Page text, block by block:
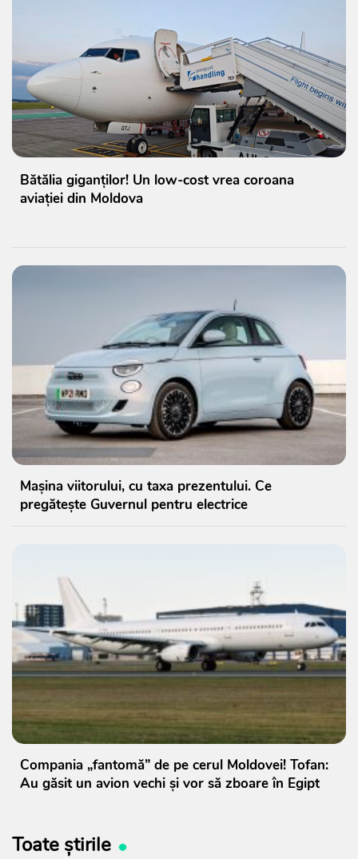
Bătălia giganților! Un low-cost vrea coroana
aviației din Moldova
Mașina viitorului, cu taxa prezentului. Ce
pregătește Guvernul pentru electrice
Compania „fantomă” de pe cerul Moldovei! Tofan:
Au găsit un avion vechi și vor să zboare în Egipt
Toate știrile